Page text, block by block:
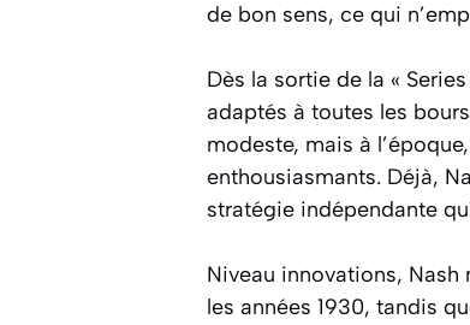
de bon sens, ce qui
Dès la sortie de la «
adaptés à toutes les
modeste, mais à
enthousiasmants. Déjà,
stratégie indépendante
Niveau innovations,
les années 1930, tandis